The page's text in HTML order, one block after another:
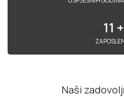
11 +
Naši